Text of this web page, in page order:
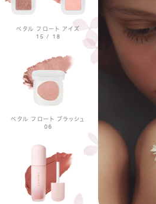
ペタル フロート アイズ
15 / 18
ペタル フロート ブラッシュ
06